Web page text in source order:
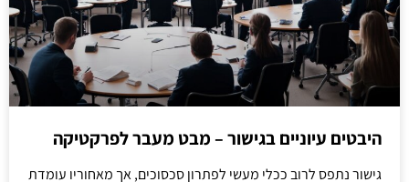
היבטים עיוניים בגישור – מבט מעבר לפרקטיקה
גישור נתפס לרוב ככלי מעשי לפתרון סכסוכים, אך מאחוריו עומדת